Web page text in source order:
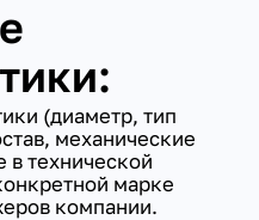
(диаметр, тип
механические
в технической
марке
компании.